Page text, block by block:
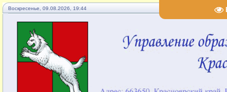
Воскресенье, 09.08.2026, 19:44